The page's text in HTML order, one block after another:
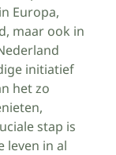
Europa,
maar ook in
initiatief
het zo
stap is
leven in al